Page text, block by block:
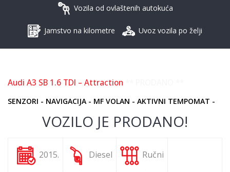
Vozila od ovlaštenih autokuća
Jamstvo na kilometre Uvoz vozila po želji
Audi A3 SB 1.6 TDI – Attraction
SENZORI - NAVIGACIJA - MF VOLAN - AKTIVNI TEMPOMAT -
VOZILO JE PRODANO!
2015. Diesel Ručni